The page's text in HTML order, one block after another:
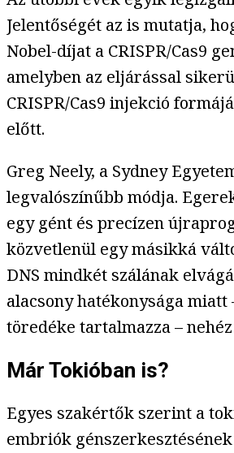
Jelentőségét az is mutatja,
Nobel-díjat a CRISPR/Cas9
amelyben az eljárással
CRISPR/Cas9 injekció
előtt.
Greg Neely, a Sydney
legvalószínűbb módja.
egy gént és precízen
közvetlenül egy másikká
DNS mindkét szálának
alacsony hatékonysága
töredéke tartalmazza –
Már Tokióban is?
Egyes szakértők szerint a
embriók